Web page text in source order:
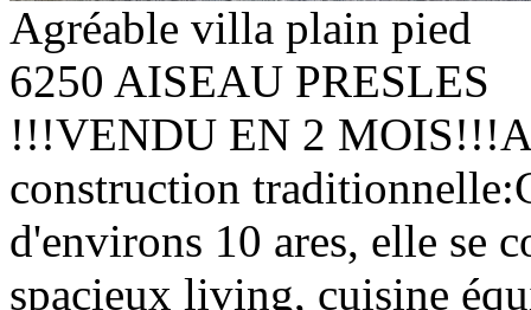
Agréable villa plain pied
6250 AISEAU PRESLES
!!!VENDU EN 2
construction
d'environs 10 ares, elle se
spacieux living, cuisine